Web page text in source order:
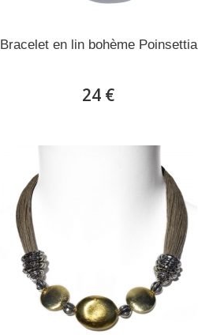
Bracelet en lin bohème Poinsettia
24 €